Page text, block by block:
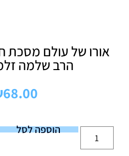
אורו של עולם מסכת
הרב שלמה
68.00
הוספה לסל